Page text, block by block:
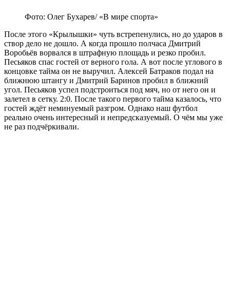
Фото: Олег Бухарев/ «В мире спорта»
После этого «Крылышки» чуть встрепенулись, но до ударов в
створ дело не дошло. А когда прошло полчаса Дмитрий
Воробьёв ворвался в штрафную площадь и резко пробил.
Песьяков спас гостей от верного гола. А вот после углового в
концовке тайма он не выручил. Алексей Батраков подал на
ближнюю штангу и Дмитрий Баринов пробил в ближний
угол. Песьяков успел подстроиться под мяч, но от него он и
залетел в сетку. 2:0. После такого первого тайма казалось, что
гостей ждёт неминуемый разгром. Однако наш футбол
реально очень интересный и непредсказуемый. О чём мы уже
не раз подчёркивали.